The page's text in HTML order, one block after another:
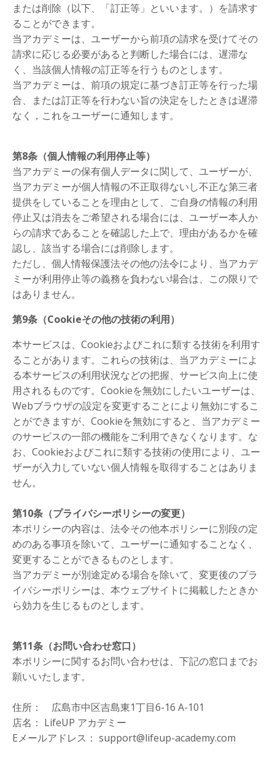
または削除（以下、
「訂正等」といいます。）を請求す
ることができます。
当アカデミーは、 ユーザーから前項の請求を受けてその
請求に応じる必要があると判断した場合には、 遅滞な
く 、 当該個人情報の訂正等を行うものとします。
当アカデミーは、 前項の規定に基づき訂正等を行った場
合、
または訂正等を行わない旨の決定をしたときは遅滞
なく，これをユーザーに通知します。
第8条（個人情報の利用停止等）
当アカデミーの保有個人データに関して、ユーザーが、
当アカデミーが個人情報の不正取得ないし不正な第三者
提供をしていることを理由として、ご自身の情報の利用
停止又は消去をご希望される場合には、ユーザー本人か
らの請求であることを確認した上で、理由があるかを確
認し、該当する場合には削除します。
ただし、個人情報保護法その他の法令により、当アカデ
ミーが利用停止等の義務を負わない場合は、この限りで
はありません。
第9条（Cookieその他の技術の利用）
本サービスは、Cookieおよびこれに類する技術を利用す
ることがあります。これらの技術は、当アカデミーによ
る本サービスの利用状況などの把握、サービス向上に使
用されるものです。Cookieを無効にしたいユーザーは、
Webブラウザの設定を変更することにより無効にするこ
とができますが、Cookieを無効にすると、当アカデミー
のサービスの一部の機能をご利用できなくなります。な
お、Cookieおよびこれに類する技術の使用により、ユー
ザーが入力していない個人情報を取得することはありま
せん。
第10条（プライバシーポリシーの変更）
本ポリシーの内容は、法令その他本ポリシーに別段の定
めのある事項を除いて、 ユーザーに通知することなく 、
変更することができるものとします。
当アカデミーが別途定める場合を除いて、 変更後のプラ
イバシーポリシーは、 本ウェブサイトに掲載したときか
ら効力を生じるものとします。
第11条（お問い合わせ窓口）
本ポリシーに関するお問い合わせは、下記の窓口までお
願いいたします。
住所： 広島市中区吉島東1丁目6-16 A-101
店名： LifeUP アカデミー
Eメールアドレス： support@lifeup-academy.com